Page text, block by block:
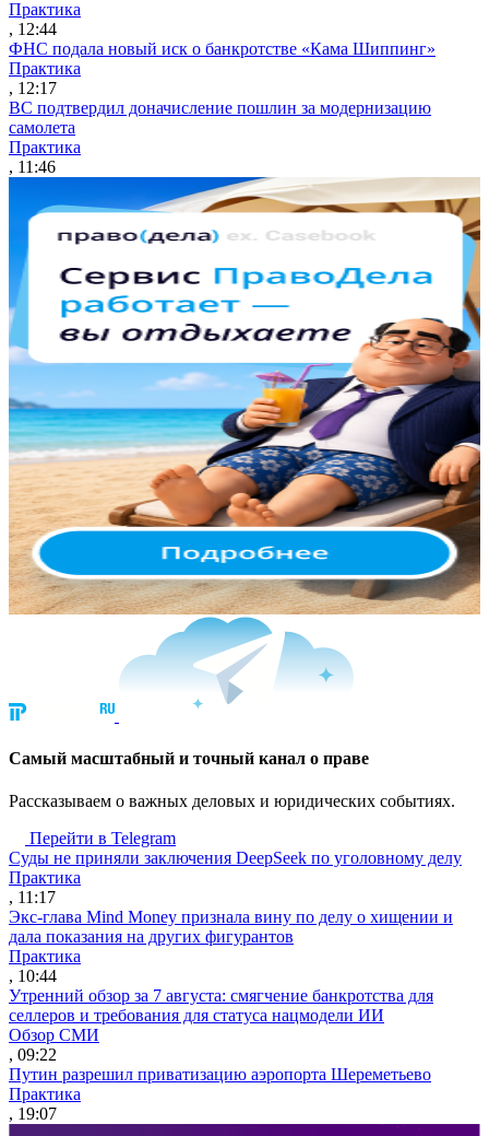
Практика
, 12:44
ФНС подала новый иск о банкротстве «Кама Шиппинг»
Практика
, 12:17
ВС подтвердил доначисление пошлин за модернизацию
самолета
Практика
, 11:46
Cамый масштабный и точный канал о праве
Рассказываем о важных деловых и юридических событиях.
Перейти в Telegram
Суды не приняли заключения DeepSeek по уголовному делу
Практика
, 11:17
Экс-глава Mind Money признала вину по делу о хищении и
дала показания на других фигурантов
Практика
, 10:44
Утренний обзор за 7 августа: смягчение банкротства для
селлеров и требования для статуса нацмодели ИИ
Обзор СМИ
, 09:22
Путин разрешил приватизацию аэропорта Шереметьево
Практика
, 19:07